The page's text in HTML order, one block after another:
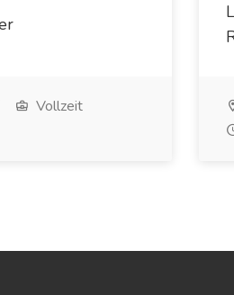
Vollzeit